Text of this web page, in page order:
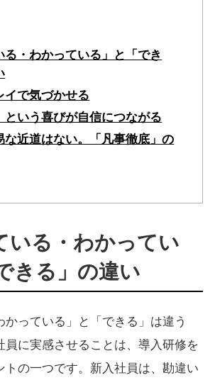
る・わかっている」と「でき
イで気づかせる
という喜びが自信につながる
な近道はない。「凡事徹底」の
いる・わかってい
きる」の違い
かっている」と「できる」は違う
に実感させることは、導入研修を
トの一つです。新入社員は、勘違い